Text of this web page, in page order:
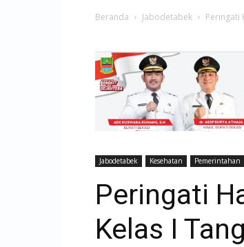
Beranda Jabodetabek Peringati
Jabodetabek Kesehatan Pemerintahan
Peringati
Kelas I